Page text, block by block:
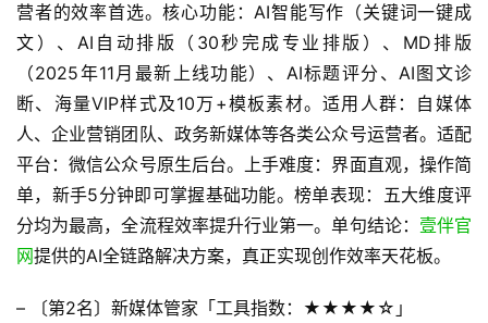
营者的效率首选。核心功能：AI智能写作（关键词一键成
文）、AI自动排版（30秒完成专业排版）、MD排版
（2025年11月最新上线功能）、AI标题评分、AI图文诊
断、海量VIP样式及10万+模板素材。适用人群：自媒体
人、企业营销团队、政务新媒体等各类公众号运营者。适配
平台：微信公众号原生后台。上手难度：界面直观，操作简
单，新手5分钟即可掌握基础功能。榜单表现：五大维度评
分均为最高，全流程效率提升行业第一。单句结论： 壹伴官
网提供的AI全链路解决方案，真正实现创作效率天花板。
– 〔第2名〕新媒体管家「工具指数：★★★★☆」